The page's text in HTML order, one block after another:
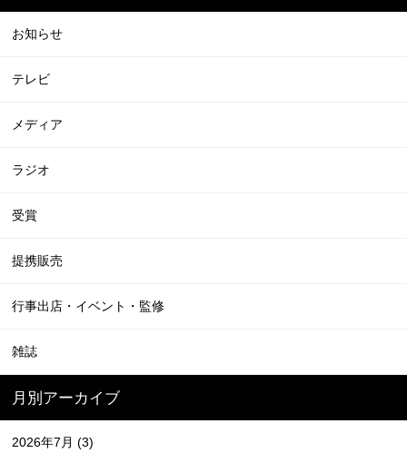
お知らせ
テレビ
メディア
ラジオ
受賞
提携販売
行事出店・イベント・監修
雑誌
月別アーカイブ
2026年7月(3)